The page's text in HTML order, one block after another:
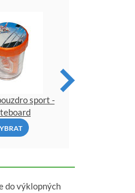
sport -
do výklopných